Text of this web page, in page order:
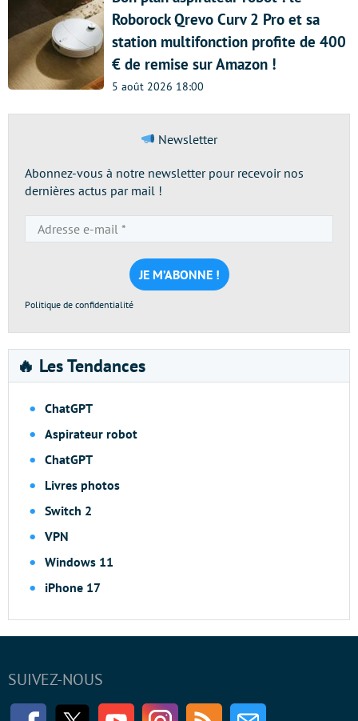
Roborock Qrevo Curv 2 Pro et sa
station multifonction profite de 400
€ de remise sur Amazon !
5 août 2026 18:00
Newsletter
Abonnez-vous à notre newsletter pour recevoir nos
dernières actus par mail !
e-
mail
*
Politique de confidentialité
🔥 Les Tendances
ChatGPT
Aspirateur robot
ChatGPT
Livres photos
Switch 2
VPN
Windows 11
iPhone 17
SUIVEZ-NOUS
FacebookTwitter Youtube InstagramRSS Newsletter